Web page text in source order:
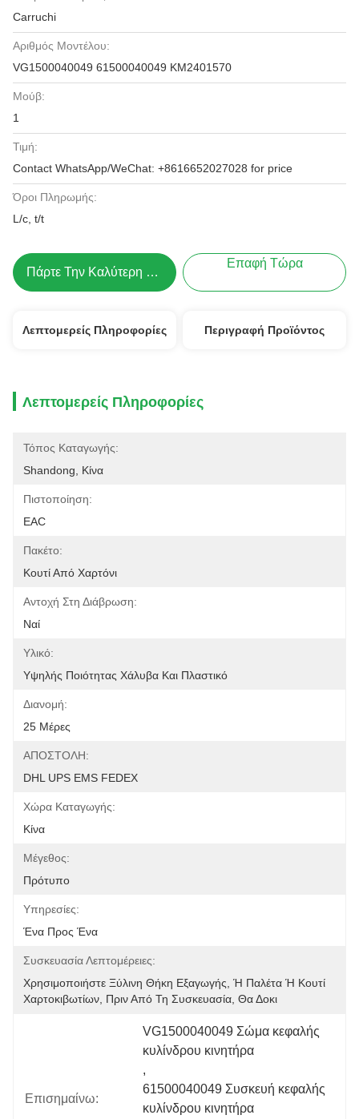
Carruchi
Αριθμός Μοντέλου:
VG1500040049 61500040049 KM2401570
Μούβ:
1
Τιμή:
Contact WhatsApp/WeChat: +8616652027028 for price
Όροι Πληρωμής:
L/c, t/t
Πάρτε Την Καλύτερη Τιμή
Επαφή Τώρα
Λεπτομερείς Πληροφορίες Περιγραφή Προϊόντος
Λεπτομερείς Πληροφορίες
Τόπος Καταγωγής:
Shandong, Κίνα
Πιστοποίηση:
EAC
Πακέτο:
Κουτί Από Χαρτόνι
Αντοχή Στη Διάβρωση:
Ναί
Υλικό:
Υψηλής Ποιότητας Χάλυβα Και Πλαστικό
Διανομή:
25 Μέρες
ΑΠΟΣΤΟΛΗ:
DHL UPS EMS FEDEX
Χώρα Καταγωγής:
Κίνα
Μέγεθος:
Πρότυπο
Υπηρεσίες:
Ένα Προς Ένα
Συσκευασία Λεπτομέρειες:
Χρησιμοποιήστε Ξύλινη Θήκη Εξαγωγής, Ή Παλέτα Ή Κουτί
Χαρτοκιβωτίων, Πριν Από Τη Συσκευασία, Θα Δοκι
Επισημαίνω:
VG1500040049 Σώμα κεφαλής
κυλίνδρου κινητήρα
,
61500040049 Συσκευή κεφαλής
κυλίνδρου κινητήρα